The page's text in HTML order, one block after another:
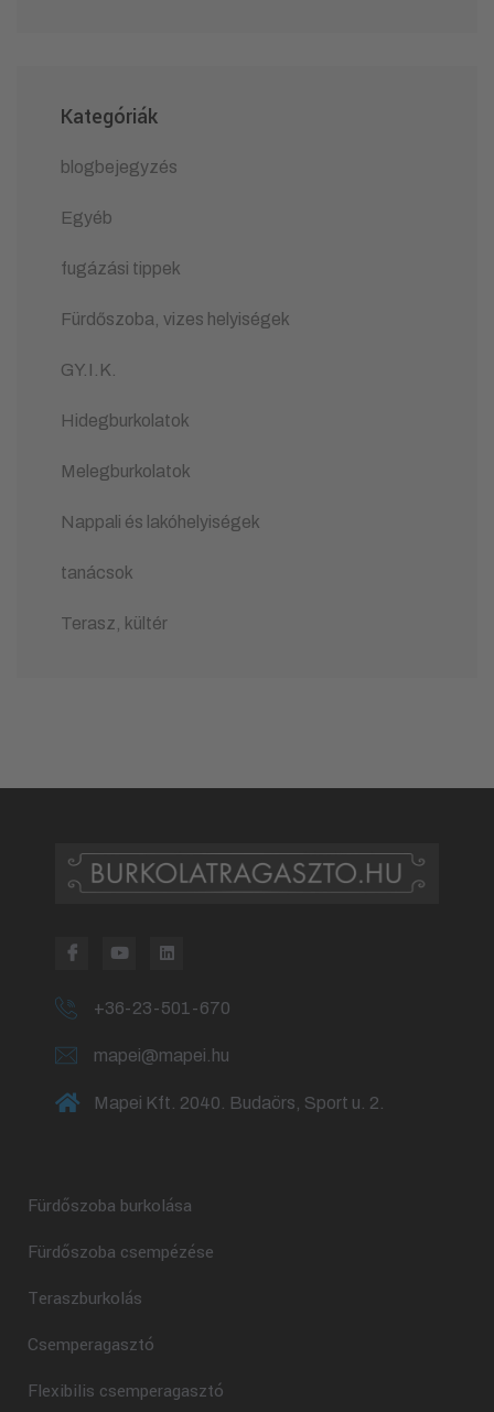
Kategóriák
blogbejegyzés
Egyéb
fugázási tippek
Fürdőszoba, vizes helyiségek
GY.I.K.
Hidegburkolatok
Melegburkolatok
Nappali és lakóhelyiségek
tanácsok
Terasz, kültér
+36-23-501-670
mapei@mapei.hu
Mapei Kft. 2040. Budaörs, Sport u. 2.
Fürdőszoba burkolása
Fürdőszoba csempézése
Teraszburkolás
Csemperagasztó
Flexibilis csemperagasztó